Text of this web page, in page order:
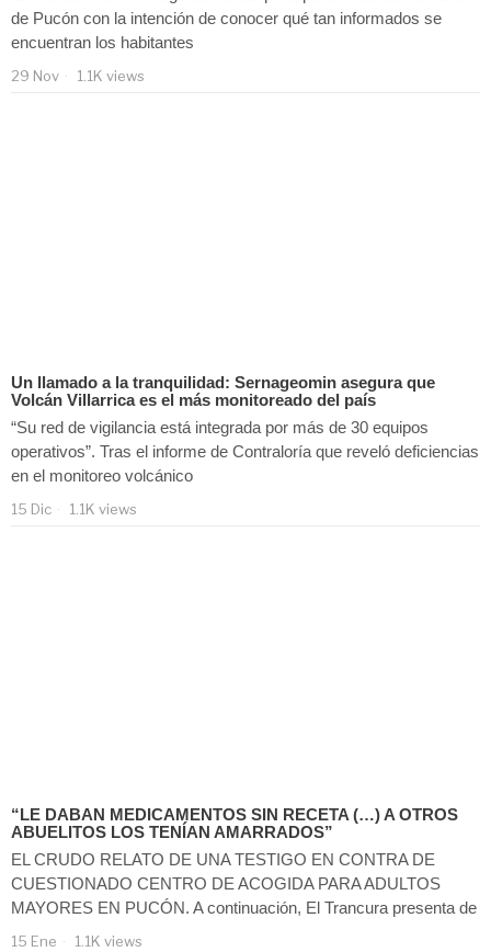
de Pucón con la intención de conocer qué tan informados se
encuentran los habitantes
29 Nov 1.1K views
Un llamado a la tranquilidad: Sernageomin asegura que
Volcán Villarrica es el más monitoreado del país
“Su red de vigilancia está integrada por más de 30 equipos
operativos”. Tras el informe de Contraloría que reveló deficiencias
en el monitoreo volcánico
15 Dic 1.1K views
“LE DABAN MEDICAMENTOS SIN RECETA (…) A OTROS
ABUELITOS LOS TENÍAN AMARRADOS”
EL CRUDO RELATO DE UNA TESTIGO EN CONTRA DE
CUESTIONADO CENTRO DE ACOGIDA PARA ADULTOS
MAYORES EN PUCÓN. A continuación, El Trancura presenta de
15 Ene 1.1K views